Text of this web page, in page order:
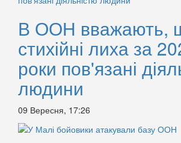
В ООН вважають,
стихійні лиха за
роки пов'язані
людини
09 Вересня, 17:26